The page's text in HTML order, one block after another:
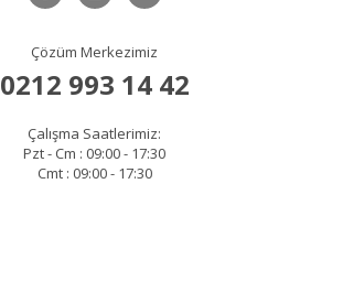
Çözüm Merkezimiz
0212 993 14 42
Çalışma Saatlerimiz:
Pzt - Cm : 09:00 - 17:30
Cmt : 09:00 - 17:30